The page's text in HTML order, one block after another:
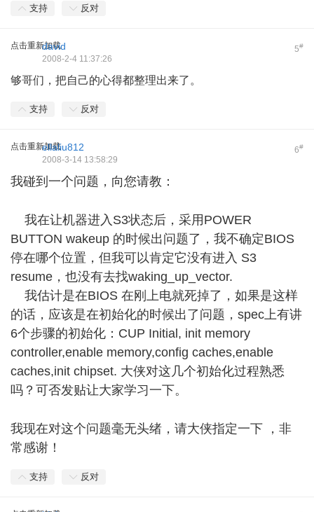
支持 反对
点击重新加载 5#
david
2008-2-4 11:37:26
够哥们，把自己的心得都整理出来了。
支持 反对
点击重新加载 6#
ellaliu812
2008-3-14 13:58:29
我碰到一个问题，向您请教：
我在让机器进入S3状态后，采用POWER
BUTTON wakeup 的时候出问题了，我不确定BIOS
停在哪个位置，但我可以肯定它没有进入 S3
resume，也没有去找waking_up_vector.
我估计是在BIOS 在刚上电就死掉了，如果是这样
的话，应该是在初始化的时候出了问题，spec上有讲
6个步骤的初始化：CUP Initial, init memory
controller,enable memory,config caches,enable
caches,init chipset. 大侠对这几个初始化过程熟悉
吗？可否发贴让大家学习一下。
我现在对这个问题毫无头绪，请大侠指定一下 ，非
常感谢！
支持 反对